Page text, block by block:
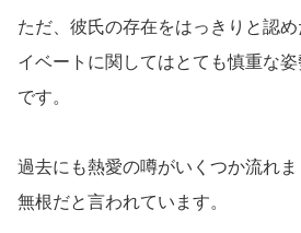
ただ、彼氏の存在をはっきりと認
イベートに関してはとても慎重な
です。
過去にも熱愛の噂がいくつか流れ
無根だと言われています。